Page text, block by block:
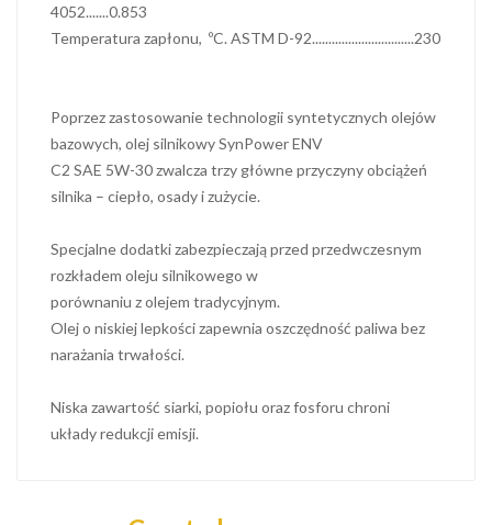
4052.......0.853
Temperatura zapłonu, ºC. ASTM D-92...............................230
Poprzez zastosowanie technologii syntetycznych olejów
bazowych, olej silnikowy SynPower ENV
C2 SAE 5W-30 zwalcza trzy główne przyczyny obciążeń
silnika – ciepło, osady i zużycie.
Specjalne dodatki zabezpieczają przed przedwczesnym
rozkładem oleju silnikowego w
porównaniu z olejem tradycyjnym.
Olej o niskiej lepkości zapewnia oszczędność paliwa bez
narażania trwałości.
Niska zawartość siarki, popiołu oraz fosforu chroni
układy redukcji emisji.